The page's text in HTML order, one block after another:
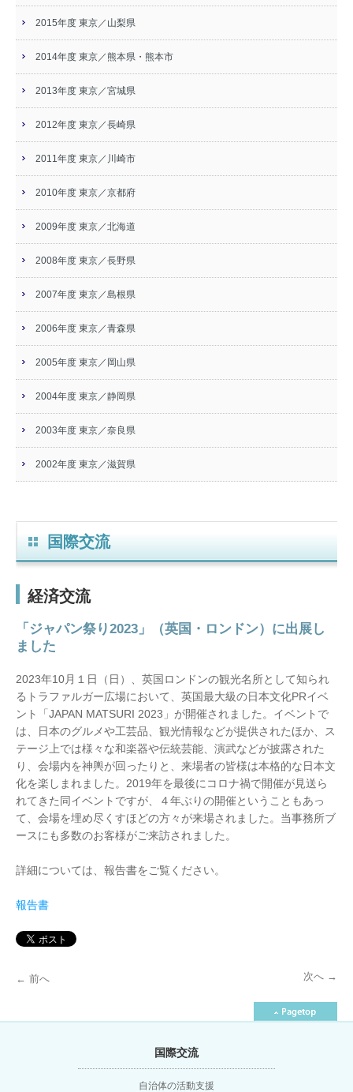
2015年度 東京／山梨県
2014年度 東京／熊本県・熊本市
2013年度 東京／宮城県
2012年度 東京／長崎県
2011年度 東京／川崎市
2010年度 東京／京都府
2009年度 東京／北海道
2008年度 東京／長野県
2007年度 東京／島根県
2006年度 東京／青森県
2005年度 東京／岡山県
2004年度 東京／静岡県
2003年度 東京／奈良県
2002年度 東京／滋賀県
国際交流
経済交流
「ジャパン祭り2023」（英国・ロンドン）に出展し
ました
2023年10月１日（日）、英国ロンドンの観光名所として知られ
るトラファルガー広場において、英国最大級の日本文化PRイベ
ント「JAPAN MATSURI 2023」が開催されました。イベントで
は、日本のグルメや工芸品、観光情報などが提供されたほか、ス
テージ上では様々な和楽器や伝統芸能、演武などが披露された
り、会場内を神輿が回ったりと、来場者の皆様は本格的な日本文
化を楽しまれました。2019年を最後にコロナ禍で開催が見送ら
れてきた同イベントですが、４年ぶりの開催ということもあっ
て、会場を埋め尽くすほどの方々が来場されました。当事務所ブ
ースにも多数のお客様がご来訪されました。
詳細については、報告書をご覧ください。
報告書
← 前へ 次へ →
国際交流
自治体の活動支援